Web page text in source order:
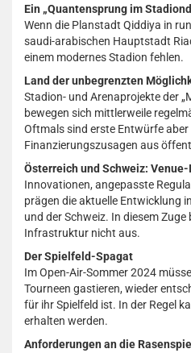
Ein „Quantensprung im
Wenn die Planstadt Qiddiya in
saudi-arabischen Hauptstadt
einem modernes Stadion fehlen.
Land der unbegrenzten
Stadion- und Arenaprojekte der
bewegen sich mittlerweile
Oftmals sind erste Entwürfe
Finanzierungszusagen aus
Österreich und Schweiz:
Innovationen, angepasste
prägen die aktuelle Entwicklung
und der Schweiz. In diesem
Infrastruktur nicht aus.
Der Spielfeld-Spagat
Im Open-Air-Sommer 2024
Tourneen gastieren, wieder
für ihr Spielfeld ist. In der Regel
erhalten werden.
Anforderungen an die